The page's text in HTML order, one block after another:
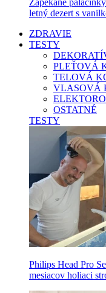
Zapekané
letný dezert s
ZDRAVIE
TESTY
PLEŤOVÁ
TELOVÁ
VLASOVÁ
OSTATNÉ
TESTY
Philips Head Pro
mesiacov holiaci